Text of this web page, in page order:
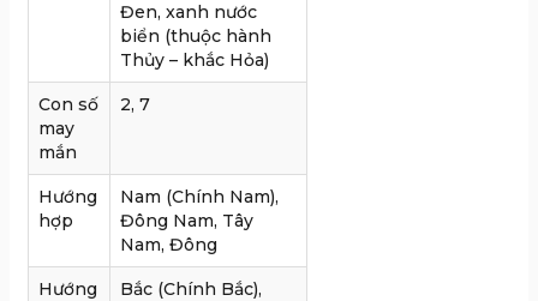
Đen, xanh nước
biển (thuộc hành
Thủy – khắc Hỏa)
Con số
may
mắn
2, 7
Hướng
hợp
Nam (Chính Nam),
Đông Nam, Tây
Nam, Đông
Hướng
Bắc (Chính Bắc),